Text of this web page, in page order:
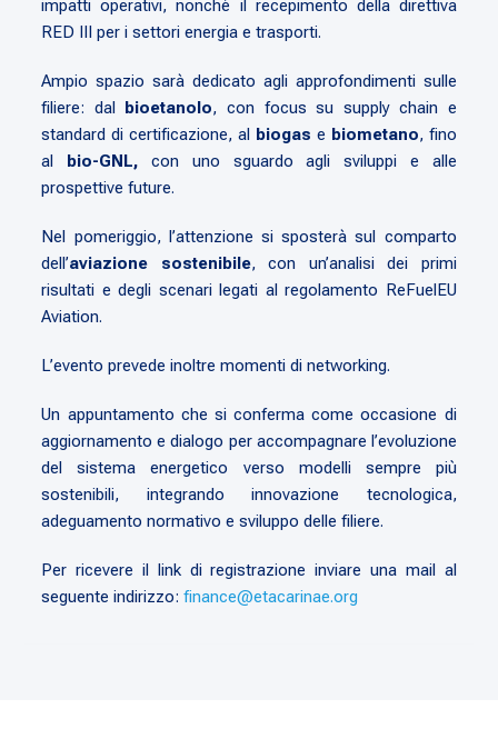
impatti operativi, nonché il recepimento della direttiva
RED III per i settori energia e trasporti.
Ampio spazio sarà dedicato agli approfondimenti sulle
filiere: dal bioetanolo, con focus su supply chain e
standard di certificazione, al biogas e biometano, fino
al bio-GNL, con uno sguardo agli sviluppi e alle
prospettive future.
Nel pomeriggio, l’attenzione si sposterà sul comparto
dell’aviazione sostenibile, con un’analisi dei primi
risultati e degli scenari legati al regolamento ReFuelEU
Aviation.
L’evento prevede inoltre momenti di networking.
Un appuntamento che si conferma come occasione di
aggiornamento e dialogo per accompagnare l’evoluzione
del sistema energetico verso modelli sempre più
sostenibili, integrando innovazione tecnologica,
adeguamento normativo e sviluppo delle filiere.
Per ricevere il link di registrazione inviare una mail al
seguente indirizzo:finance@etacarinae.org